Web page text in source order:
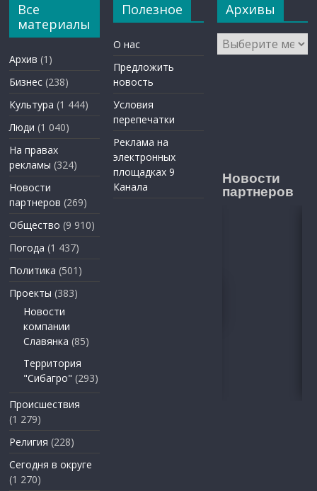
Все
материалы
Архив (1)
Бизнес (238)
Культура (1 444)
Люди (1 040)
На правах
рекламы (324)
Новости
партнеров (269)
Общество (9 910)
Погода (1 437)
Политика (501)
Проекты (383)
Новости
компании
Славянка (85)
Территория
"Сибагро" (293)
Происшествия
(1 279)
Религия (228)
Сегодня в округе
(1 270)
Полезное
О нас
Предложить
новость
Условия
перепечатки
Реклама на
электронных
площадках 9
Канала
Архивы
Архивы
Новости
партнеров